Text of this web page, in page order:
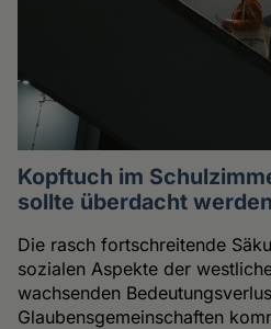
Kopftuch im
sollte überdacht werden
Die rasch fortschreitende
sozialen Aspekte der
wachsenden
Glaubensgemeinschaften